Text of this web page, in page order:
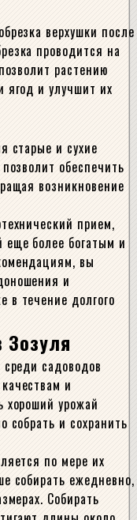
верхушки после
проводится на
растению
ягод и улучшит их
старые и сухие
обеспечить
возникновение
прием,
более богатым и
вы
и
в течение долгого
Зозуля
садоводов
и
хороший урожай
собрать и сохранить
по мере их
собирать ежедневно,
Собирать